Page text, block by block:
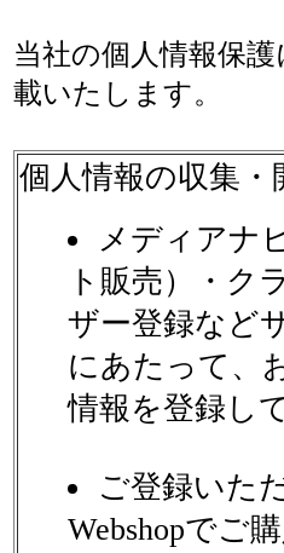
当社の個人情報保
載いたします。
個人情報の収集・
メディアナ
ト販売）・ク
ザー登録など
にあたって、
情報を登録し
ご登録いた
Webshopでご